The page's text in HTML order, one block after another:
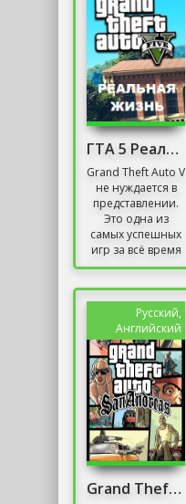
ГТА 5 Реальная Жизнь
Grand Theft Auto V
не нуждается в
представлении.
Это одна из
самых успешных
игр за всё время
индустрии
Tetris)....
Русский,
Английский
Grand Theft Auto San Andreas Русская Озвучка